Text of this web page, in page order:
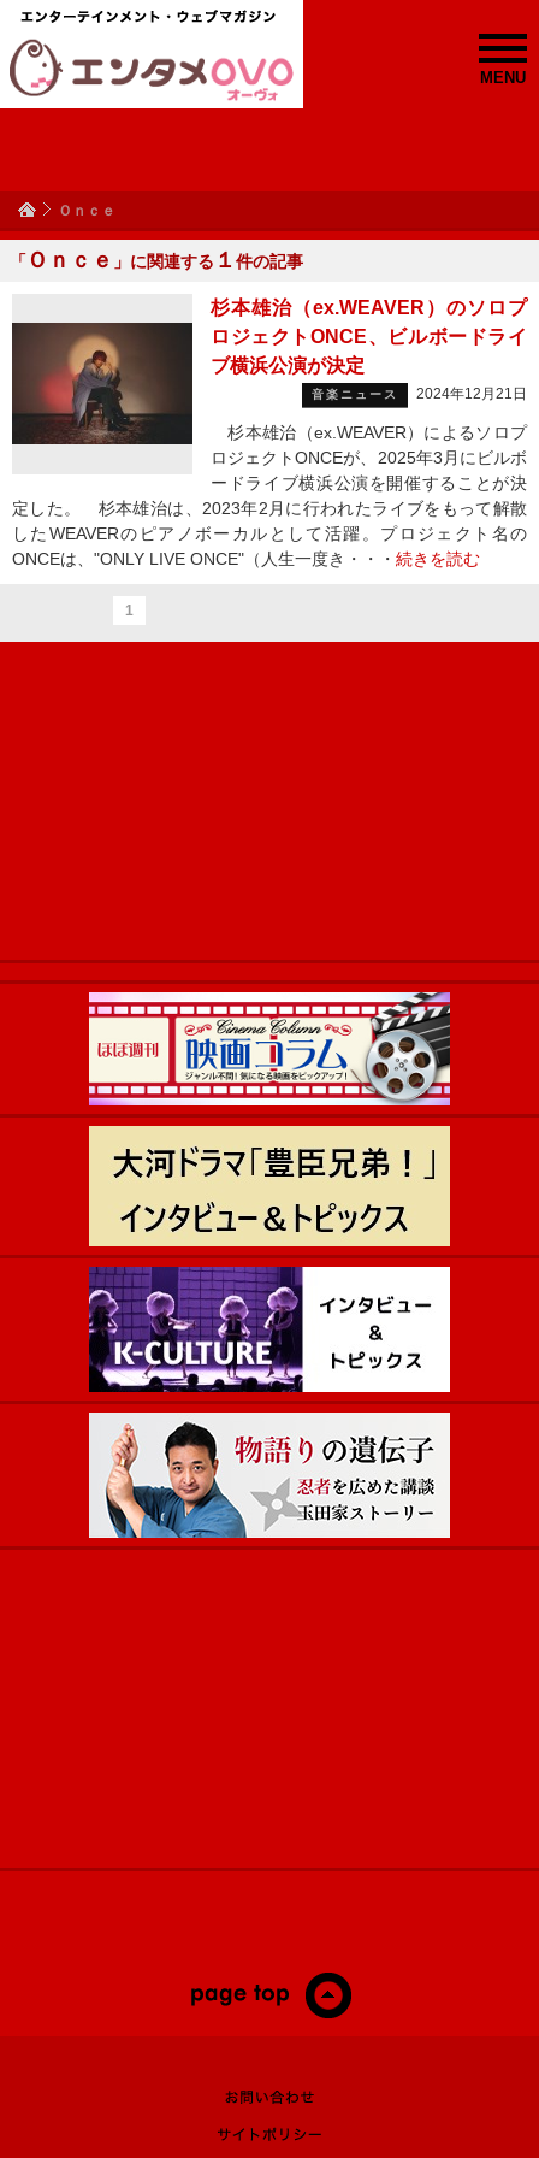
MENU
Ｏｎｃｅ
「 Ｏｎｃｅ 」に関連する １ 件の記事
杉本雄治（ex.WEAVER）のソロプ
ロジェクトONCE、ビルボードライ
ブ横浜公演が決定
音楽ニュース 2024年12月21日
杉本雄治（ex.WEAVER）によるソロプ
ロジェクトONCEが、2025年3月にビルボ
ードライブ横浜公演を開催することが決
定した。 杉本雄治は、2023年2月に行われたライブをもって解散
したWEAVERのピアノボーカルとして活躍。プロジェクト名の
ONCEは、"ONLY LIVE ONCE"（人生一度き・・・ 続きを読む
1